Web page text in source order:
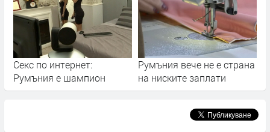
Секс по интернет:
Румъния е шампион
Румъния вече не е страна
на ниските заплати